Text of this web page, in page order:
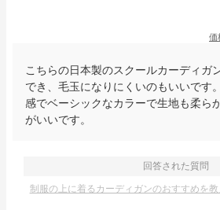
価
こちらの日本製のスクールカーディガ
でき、毛玉になりにくいのもいいです
感でベーシックなカラーで生地も柔ら
がいいです。
回答された質問
制服の上に着るカーディガンのおすすめを